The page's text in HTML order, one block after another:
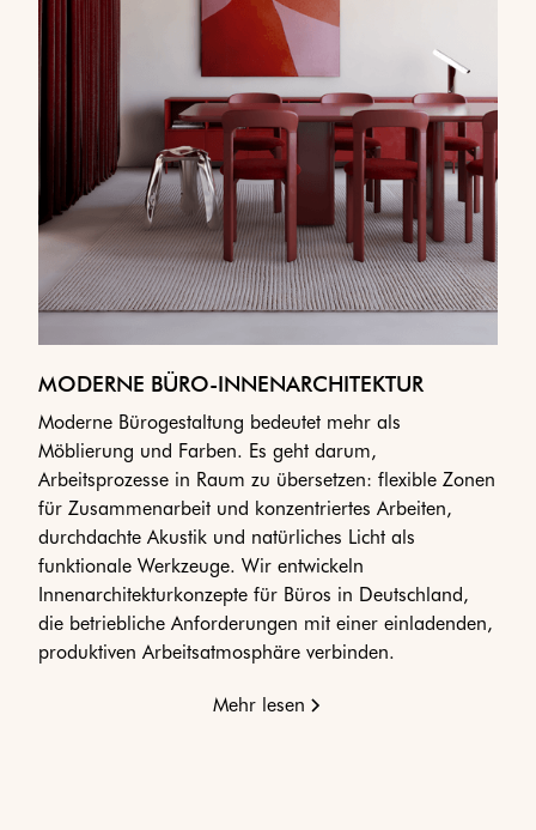
MODERNE BÜRO-INNENARCHITEKTUR
Moderne Bürogestaltung bedeutet mehr als
Möblierung und Farben. Es geht darum,
Arbeitsprozesse in Raum zu übersetzen: flexible Zonen
für Zusammenarbeit und konzentriertes Arbeiten,
durchdachte Akustik und natürliches Licht als
funktionale Werkzeuge. Wir entwickeln
Innenarchitekturkonzepte für Büros in Deutschland,
die betriebliche Anforderungen mit einer einladenden,
produktiven Arbeitsatmosphäre verbinden.
Mehr lesen